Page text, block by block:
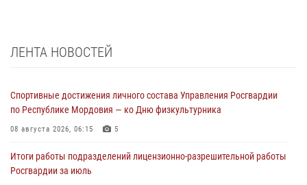
ЛЕНТА НОВОСТЕЙ
Спортивные достижения личного состава Управления Росгвардии
по Республике Мордовия — ко Дню физкультурника
08 августа 2026, 06:15 5
Итоги работы подразделений лицензионно-разрешительной работы
Росгвардии за июль